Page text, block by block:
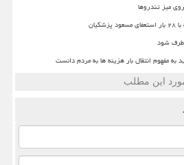
میز تندروها
شود
به مفهوم انتقال بار هزینه ها به مردم دانست
مورد این مطلب